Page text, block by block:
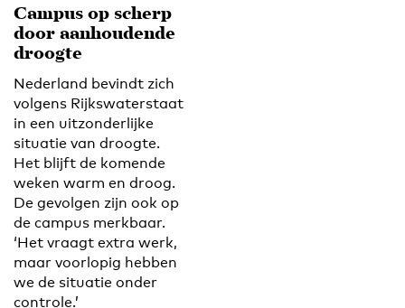
Campus op scherp
door aanhoudende
droogte
Nederland bevindt zich
volgens Rijkswaterstaat
in een uitzonderlijke
situatie van droogte.
Het blijft de komende
weken warm en droog.
De gevolgen zijn ook op
de campus merkbaar.
‘Het vraagt extra werk,
maar voorlopig hebben
we de situatie onder
controle.’